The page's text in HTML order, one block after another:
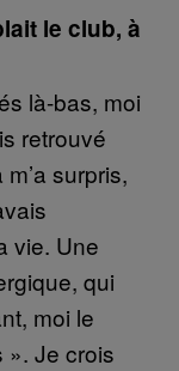
le club, à
là-bas, moi
retrouvé
surpris,
vie. Une
qui
moi le
». Je crois